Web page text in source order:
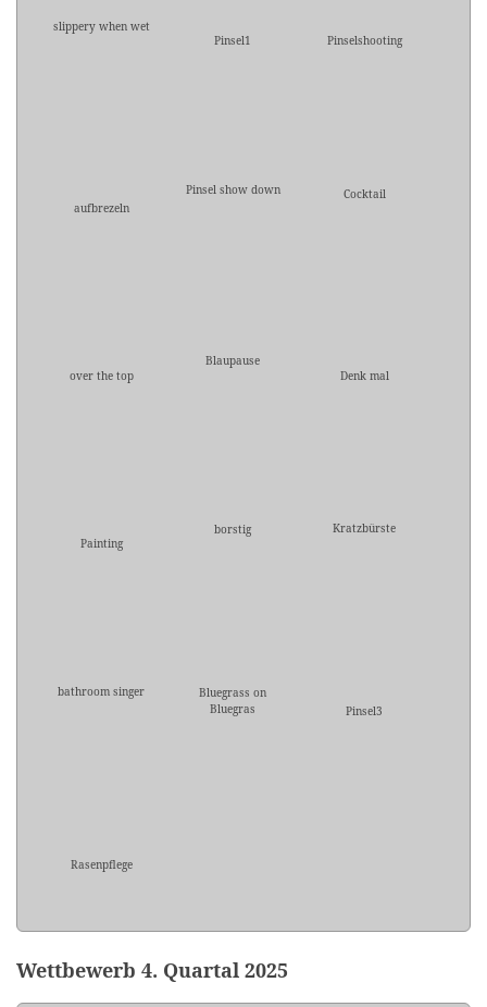
slippery when wet
Pinsel1
Pinselshooting
aufbrezeln
Pinsel show down Cocktail
over the top
Blaupause
Denk mal
Painting
borstig Kratzbürste
bathroom singer
Bluegrass on
Bluegras
Pinsel3
Rasenpflege
Wettbewerb 4. Quartal 2025